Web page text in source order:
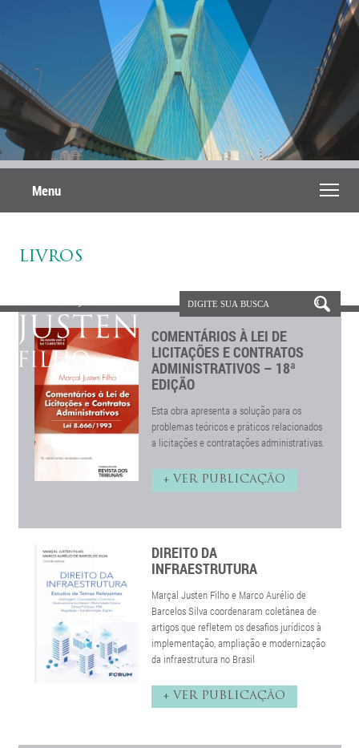
Menu
LIVROS
COMENTÁRIOS À LEI DE
LICITAÇÕES E CONTRATOS
ADMINISTRATIVOS – 18ª
EDIÇÃO
Esta obra apresenta a solução para os
problemas teóricos e práticos relacionados
a licitações e contratações administrativas.
+ VER PUBLICAÇÃO
DIREITO DA
INFRAESTRUTURA
Marçal Justen Filho e Marco Aurélio de
Barcelos Silva coordenaram coletânea de
artigos que refletem os desafios jurídicos à
implementação, ampliação e modernização
da infraestrutura no Brasil
+ VER PUBLICAÇÃO